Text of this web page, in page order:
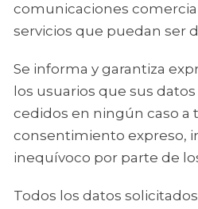
comunicaciones
servicios que puedan ser
Se informa y garantiza
los usuarios que sus
cedidos en ningún caso a
consentimiento expreso,
inequívoco por parte de
Todos los datos